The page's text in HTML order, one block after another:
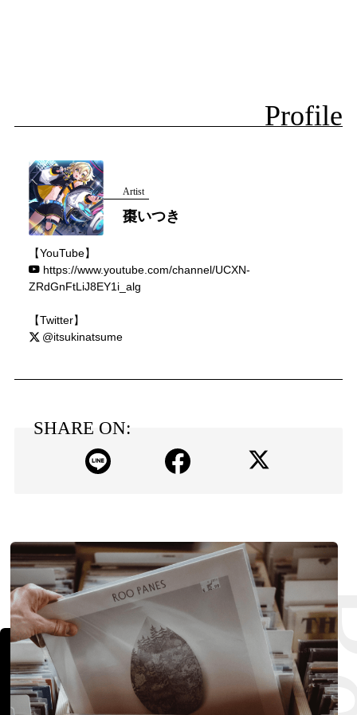
Profile
Artist
棗いつき
【YouTube】
https://www.youtube.com/channel/UCXN-
ZRdGnFtLiJ8EY1i_alg
【Twitter】
@itsukinatsume
SHARE ON: